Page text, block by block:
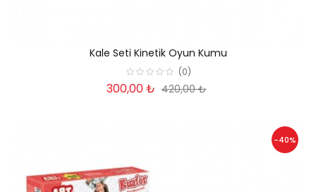
Kale Seti Kinetik Oyun Kumu
(0)
300,00 ₺ 420,00 ₺
-40%